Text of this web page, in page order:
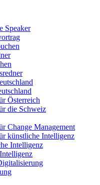
Speaker
Österreich
die Schweiz
Change Management
künstliche Intelligenz
Intelligenz